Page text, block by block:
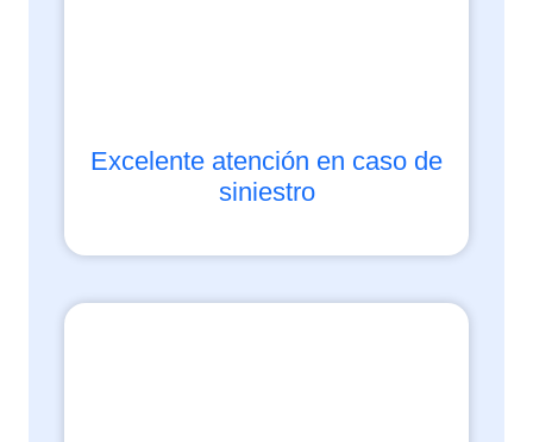
Excelente atención en caso de
siniestro